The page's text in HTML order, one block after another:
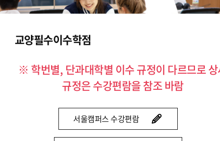
교양필수이수학점
※ 학번별, 단과대학별 이수 규정이 다르므로
규정은 수강편람을 참조 바람
서울캠퍼스 수강편람